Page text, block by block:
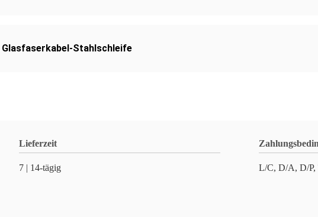
Glasfaserkabel-Stahlschleife
Lieferzeit
7 | 14-tägig L/C, D/A, D/P,